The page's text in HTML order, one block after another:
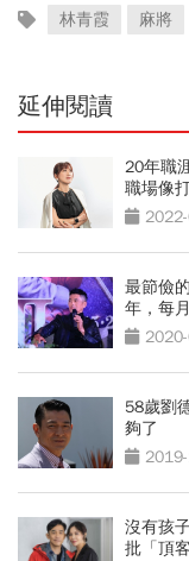
林青霞 麻將
延伸閱讀
20年職
職場像
最節儉
年，每
58歲劉
夠了
沒有孩
批「頂